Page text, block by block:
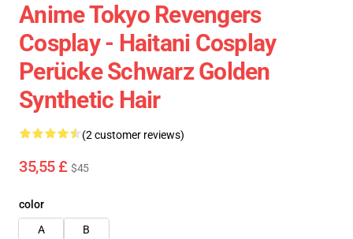
Anime Tokyo Revengers
Cosplay - Haitani Cosplay
Perücke Schwarz Golden
Synthetic Hair
(2 customer reviews)
35,55 £ $45
color
A
B